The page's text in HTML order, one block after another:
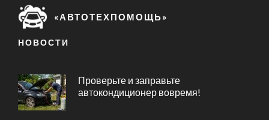
«АВТОТЕХПОМОЩЬ»
НОВОСТИ
Проверьте и заправьте
автокондиционер вовремя!